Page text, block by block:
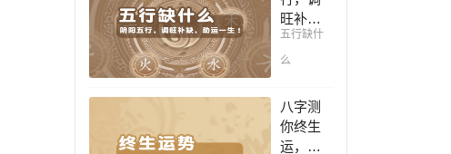
字真的
适合你
旺补
缺，助
运一
晓五
行，把
控起伏
五行缺什
么
八字测
你终生
运，财